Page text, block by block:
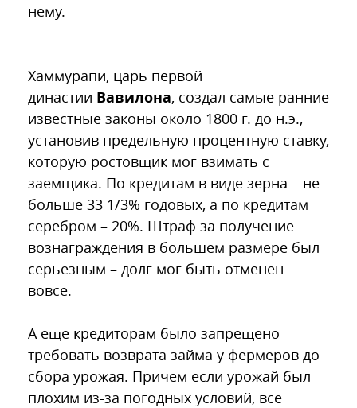
нему.
Хаммурапи, царь первой
династии Вавилона, создал самые ранние
известные законы около 1800 г. до н.э.,
установив предельную процентную ставку,
которую ростовщик мог взимать с
заемщика. По кредитам в виде зерна – не
больше 33 1/3% годовых, а по кредитам
серебром – 20%. Штраф за получение
вознаграждения в большем размере был
серьезным – долг мог быть отменен
вовсе.
А еще кредиторам было запрещено
требовать возврата займа у фермеров до
сбора урожая. Причем если урожай был
плохим из-за погодных условий, все